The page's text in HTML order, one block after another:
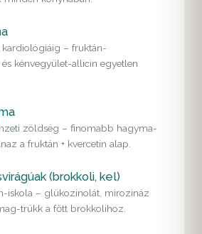
– fruktán-
kénvegyület-allicin egyetlen
zöldség – finomabb hagyma-
a fruktán + kvercetin alap.
(brokkoli, kel)
iskola – glükozinolát, mirozináz
trükk a főtt brokkolihoz.